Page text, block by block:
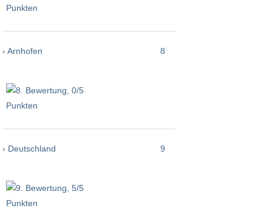
› Arnhofen 8
› Deutschland 9